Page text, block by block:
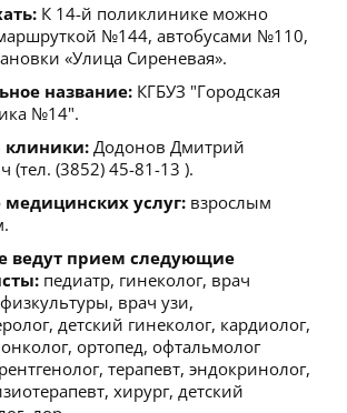
К 14-й поликлинике можно
№144, автобусами №110,
«Улица Сиреневая».
название: КГБУЗ "Городская
№14".
клиники: Додонов Дмитрий
(тел. (3852) 45-81-13 ).
услуг: взрослым
ведут прием следующие
педиатр, гинеколог, врач
врач узи,
детский гинеколог, кардиолог,
ортопед, офтальмолог
терапевт, эндокринолог,
хирург, детский